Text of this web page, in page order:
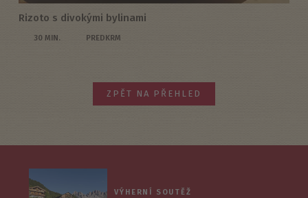
Rizoto s divokými bylinami
30 MIN. PREDKRM
ZPĚT NA PŘEHLED
VÝHERNÍ SOUTĚŽ